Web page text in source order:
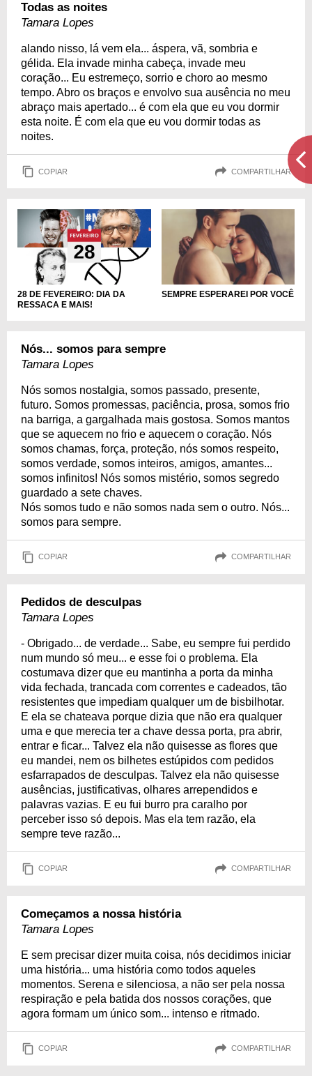
Todas as noites
Tamara Lopes
alando nisso, lá vem ela... áspera, vã, sombria e
gélida. Ela invade minha cabeça, invade meu
coração... Eu estremeço, sorrio e choro ao mesmo
tempo. Abro os braços e envolvo sua ausência no meu
abraço mais apertado... é com ela que eu vou dormir
esta noite. É com ela que eu vou dormir todas as
noites.
COPIAR COMPARTILHAR
28 DE FEVEREIRO: DIA DA
RESSACA E MAIS!
SEMPRE ESPERAREI POR VOCÊ
Nós... somos para sempre
Tamara Lopes
Nós somos nostalgia, somos passado, presente,
futuro. Somos promessas, paciência, prosa, somos frio
na barriga, a gargalhada mais gostosa. Somos mantos
que se aquecem no frio e aquecem o coração. Nós
somos chamas, força, proteção, nós somos respeito,
somos verdade, somos inteiros, amigos, amantes...
somos infinitos! Nós somos mistério, somos segredo
guardado a sete chaves.
Nós somos tudo e não somos nada sem o outro. Nós...
somos para sempre.
COPIAR COMPARTILHAR
Pedidos de desculpas
Tamara Lopes
- Obrigado... de verdade... Sabe, eu sempre fui perdido
num mundo só meu... e esse foi o problema. Ela
costumava dizer que eu mantinha a porta da minha
vida fechada, trancada com correntes e cadeados, tão
resistentes que impediam qualquer um de bisbilhotar.
E ela se chateava porque dizia que não era qualquer
uma e que merecia ter a chave dessa porta, pra abrir,
entrar e ficar... Talvez ela não quisesse as flores que
eu mandei, nem os bilhetes estúpidos com pedidos
esfarrapados de desculpas. Talvez ela não quisesse
ausências, justificativas, olhares arrependidos e
palavras vazias. E eu fui burro pra caralho por
perceber isso só depois. Mas ela tem razão, ela
sempre teve razão...
COPIAR COMPARTILHAR
Começamos a nossa história
Tamara Lopes
E sem precisar dizer muita coisa, nós decidimos iniciar
uma história... uma história como todos aqueles
momentos. Serena e silenciosa, a não ser pela nossa
respiração e pela batida dos nossos corações, que
agora formam um único som... intenso e ritmado.
COPIAR COMPARTILHAR